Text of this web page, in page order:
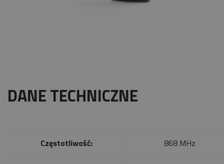
DANE TECHNICZNE
Częstotliwość: 868 MHz